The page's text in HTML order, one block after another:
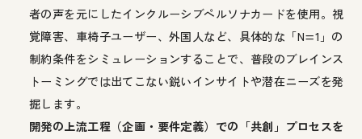
者の声を元にしたインクルーシブペルソナカードを使用。視
覚障害、車椅子ユーザー、外国人など、具体的な「N=1」の
制約条件をシミュレーションすることで、普段のブレインス
トーミングでは出てこない鋭いインサイトや潜在ニーズを発
掘します。
開発の上流工程（企画・要件定義）での「共創」プロセスを